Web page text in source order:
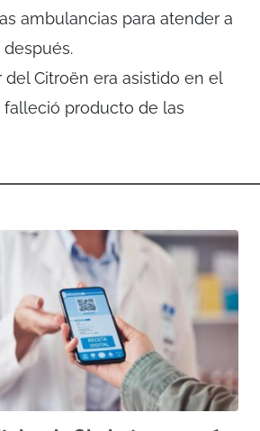
ambulancias para atender a
Citroën era asistido en el
falleció producto de las